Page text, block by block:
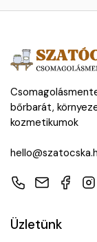
bőrbarát,
kozmetikumok
TelefonE-mail
Üzletünk